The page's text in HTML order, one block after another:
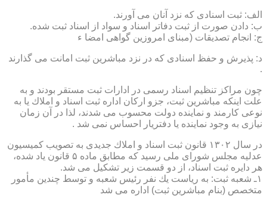
الف: ثبت اسنادی كه نزد آنان می آورند.
ب: دادن صورت از ثبت دفاتر اسناد و سواد از اسناد ثبت شده.
ج: انجام تصدیقات (مبنای امروزین گواهی امضا ء
د: پذیرش و حفظ اسنادی كه در نزد مباشرین ثبت امانت می گذارند
.
چون مراكز تنظیم اسناد رسمی در ادارات ثبت مستقر بودند و به
علت اینكه مباشرین ثبت، جزو اركان اداره ثبت اسناد و املاك یا به
نوعی كارمند و نماینده دولت محسوب می شدند، لذا در آن زمان
نیازی به وجود نماینده یا دفتریار احساس نمی شد .
در سال ۱۳۰۲ قانون ثبت اسناد و املاك جدیدی به تصویب كمیسیون
عدلیه مجلس شورای ملی رسید كه مطابق ماده ۵ قانون یاد شده،
هر دایره ثبت اسناد، از دو قسمت زیر تشكیل می شد.
۱ـ شعبه ثبت: به ریاست یك نفر رئیس شعبه و توسط چندین مأمور
متخصص (بنام مباشرین ثبت) اداره می شد